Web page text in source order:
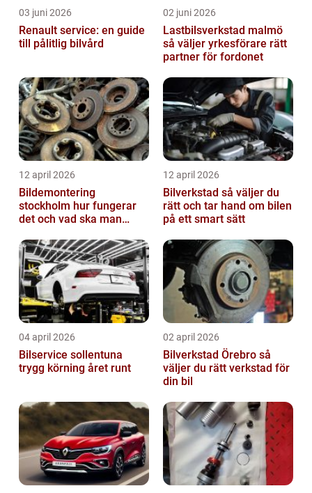
03 juni 2026
Renault service: en guide
till pålitlig bilvård
02 juni 2026
Lastbilsverkstad malmö
så väljer yrkesförare rätt
partner för fordonet
12 april 2026
Bildemontering
stockholm hur fungerar
det och vad ska man
12 april 2026
Bilverkstad så väljer du
rätt och tar hand om bilen
på ett smart sätt
04 april 2026
Bilservice sollentuna
trygg körning året runt
02 april 2026
Bilverkstad Örebro så
väljer du rätt verkstad för
din bil